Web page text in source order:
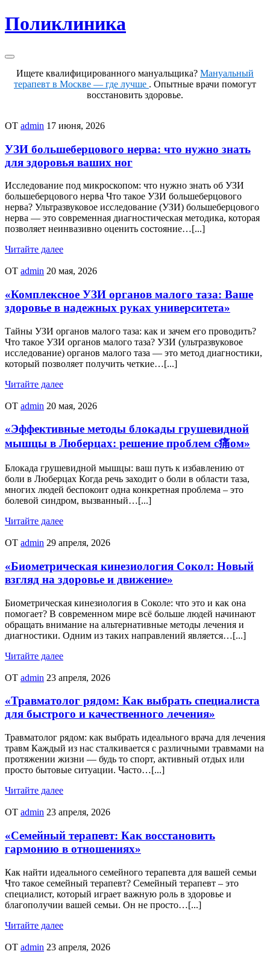
Перейти
к
Поликлиника
Ищете квалифицированного мануальщика? Мануальный
терапевт в Москве — где лучше . Опытные врачи помогут
восстановить здоровье.
ОТ admin 17 июня, 2026
УЗИ большеберцового нерва: что нужно знать
для здоровья ваших ног
Исследование под микроскопом: что нужно знать об УЗИ
большеберцового нерва Что такое УЗИ большеберцового
нерва? Ультразвуковое исследование (УЗИ) большеберцового
нерва — это современная диагностическая методика, которая
позволяет неинвазивно оценить состояние…[...]
Читайте далее
ОТ admin 20 мая, 2026
«Комплексное УЗИ органов малого таза: Ваше
здоровье в надежных руках университета»
Тайны УЗИ органов малого таза: как и зачем его проводить?
Что такое УЗИ органов малого таза? УЗИ (ультразвуковое
исследование) органов малого таза — это метод диагностики,
который позволяет получить четкие…[...]
Читайте далее
ОТ admin 20 мая, 2026
«Эффективные методы блокады грушевидной
мышцы в Люберцах: решение проблем с痛ом»
Блокада грушевидной мышцы: ваш путь к избавлению от
боли в Люберцах Когда речь заходит о боли в области таза,
многих людей беспокоит одна конкретная проблема – это
болевой синдром, вызванный…[...]
Читайте далее
ОТ admin 29 апреля, 2026
«Биометрическая кинезиология Сокол: Новый
взгляд на здоровье и движение»
Биометрическая кинезиология в Соколе: что это и как она
помогает? В современном мире всё больше людей начинают
обращать внимание на альтернативные методы лечения и
диагностики. Одним из таких направлений является…[...]
Читайте далее
ОТ admin 23 апреля, 2026
«Травматолог рядом: Как выбрать специалиста
для быстрого и качественного лечения»
Травматолог рядом: как выбрать идеального врача для лечения
травм Каждый из нас сталкивается с различными травмами на
протяжении жизни — будь то спорт, активный отдых или
просто бытовые ситуации. Часто…[...]
Читайте далее
ОТ admin 23 апреля, 2026
«Семейный терапевт: Как восстановить
гармонию в отношениях»
Как найти идеального семейного терапевта для вашей семьи
Что такое семейный терапевт? Семейный терапевт – это
специалист, который играет важную роль в здоровье и
благополучии вашей семьи. Он не просто…[...]
Читайте далее
ОТ admin 23 апреля, 2026